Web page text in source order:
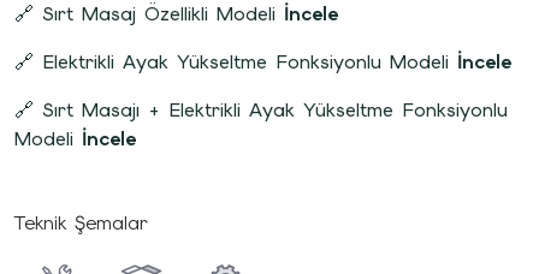
🔗 Sırt Masaj Özellikli Modeli İncele
🔗 Elektrikli Ayak Yükseltme Fonksiyonlu Modeli İncele
🔗 Sırt Masajı + Elektrikli Ayak Yükseltme Fonksiyonlu
Modeli İncele
Teknik Şemalar